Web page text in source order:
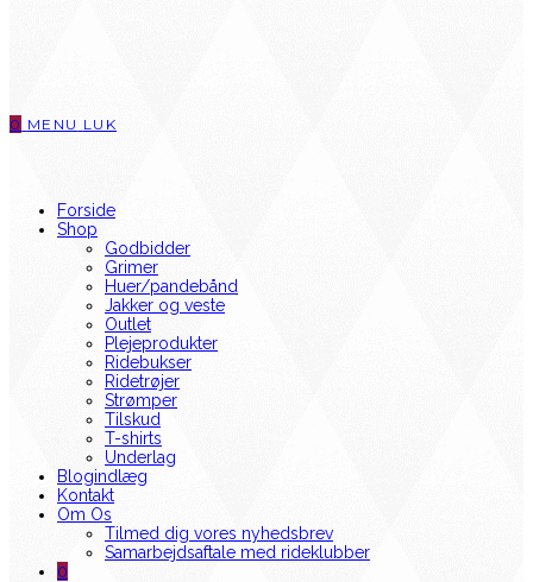
0 MENU LUK
Forside
Shop
Godbidder
Grimer
Huer/pandebånd
Jakker og veste
Outlet
Plejeprodukter
Ridebukser
Ridetrøjer
Strømper
Tilskud
T-shirts
Underlag
Blogindlæg
Kontakt
Om Os
Tilmed dig vores nyhedsbrev
Samarbejdsaftale med rideklubber
0